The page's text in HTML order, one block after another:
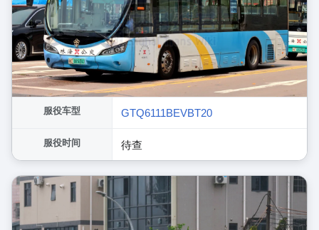
服役车型 GTQ6111BEVBT20
服役时间 待查